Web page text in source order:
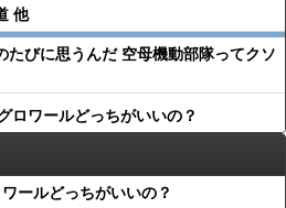
他
たびに思うんだ 空母機動部隊ってクソ
ロワールどっちがいいの？
ールどっちがいいの？